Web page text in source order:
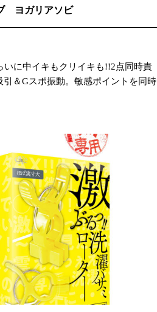
ヨガリアソビ
いに中イキもクリイキも!!2点同時責
＆Gスポ振動。敏感ポイントを同時